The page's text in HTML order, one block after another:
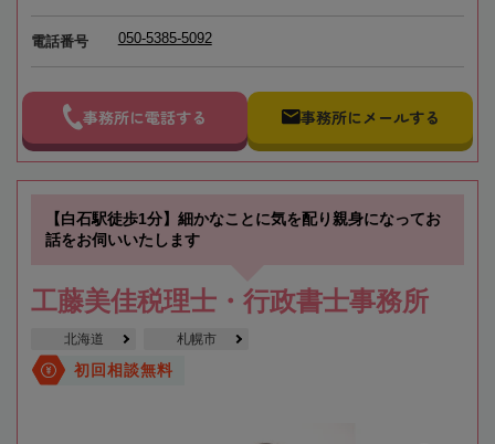
電話番号 050-5385-5092
事務所に電話する 事務所にメールする
【白石駅徒歩1分】細かなことに気を配り親身になってお
話をお伺いいたします
工藤美佳税理士・行政書士事務所
北海道 札幌市
初回相談無料